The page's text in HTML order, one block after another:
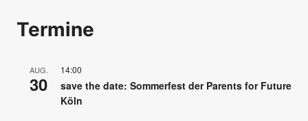
Termine
AUG.
30
14:00
save the date: Sommerfest der Parents for Future
Köln